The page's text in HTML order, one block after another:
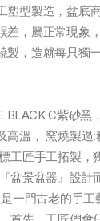
塑型製造，盆底
差，屬正常現象
製，造就每只獨
BLACK C紫砂黑
高溫， 窯燒製過
工匠手工拓製，
盆景盆器』設計
一門古老的手工